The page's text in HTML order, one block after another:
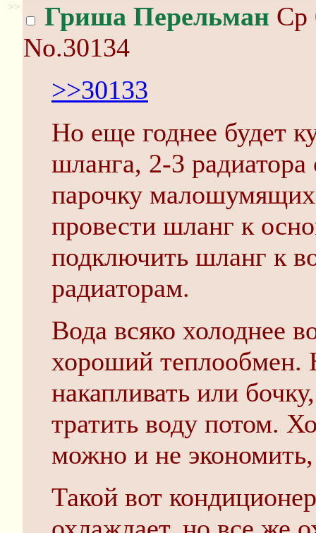
>> Гриша Перельман Ср
No.30134
>>30133
Но еще годнее будет
шланга, 2-3 радиатора
парочку малошумящих
провести шланг к
подключить шланг к
радиаторам.
Вода всяко холоднее
хороший теплообмен.
накапливать или
тратить воду потом.
можно и не
Такой вот